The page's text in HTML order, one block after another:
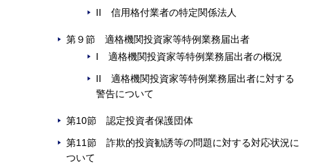
II 信用格付業者の特定関係法人
第９節 適格機関投資家等特例業務届出者
I 適格機関投資家等特例業務届出者の概況
II 適格機関投資家等特例業務届出者に対する
警告について
第10節 認定投資者保護団体
第11節 詐欺的投資勧誘等の問題に対する対応状況に
ついて